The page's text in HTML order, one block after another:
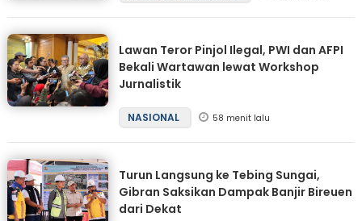
Lawan Teror Pinjol Ilegal, PWI dan AFPI
Bekali Wartawan lewat Workshop
Jurnalistik
NASIONAL 58 menit lalu
Turun Langsung ke Tebing Sungai,
Gibran Saksikan Dampak Banjir Bireuen
dari Dekat